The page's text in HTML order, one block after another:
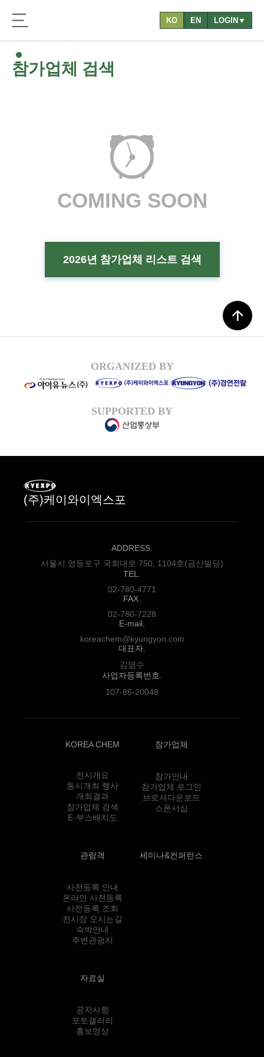
KO EN LOGIN▼
참가업체 검색
COMING SOON
2026년 참가업체 리스트 검색
arrow_upward
ORGANIZED BY
SUPPORTED BY
(주)케이와이엑스포
ADDRESS.
서울시 영등포구 국회대로 750, 1104호(금산빌딩)
TEL.
02-780-4771
FAX.
02-780-7228
E-mail.
koreachem@kyungyon.com
대표자.
김영수
사업자등록번호.
107-86-20048
KOREA CHEM
전시개요
동시개최 행사
개최결과
참가업체 검색
E-부스배치도
참가업체
참가안내
참가업체 로그인
브로셔다운로드
스폰서십
관람객
사전등록 안내
온라인 사전등록
사전등록 조회
전시장 오시는길
숙박안내
주변관광지
세미나&컨퍼런스
자료실
공지사항
포토갤러리
홍보영상